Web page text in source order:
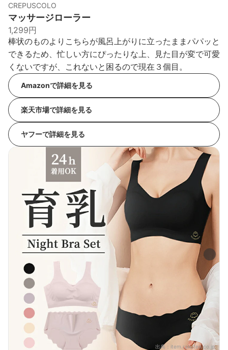
CREPUSCOLO
マッサージローラー
1,299円
棒状のものよりこちらが風呂上がりに立ったままパパッと
できるため、忙しい方にぴったりな上、見た目が変で可愛
くないですが、これないと困るので現在３個目。
Amazonで詳細を見る
楽天市場で詳細を見る
ヤフーで詳細を見る
出典： item.rakuten.co.jp